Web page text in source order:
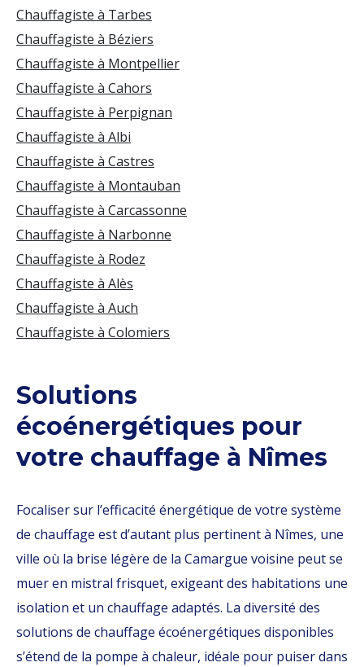
Chauffagiste à Tarbes
Chauffagiste à Béziers
Chauffagiste à Montpellier
Chauffagiste à Cahors
Chauffagiste à Perpignan
Chauffagiste à Albi
Chauffagiste à Castres
Chauffagiste à Montauban
Chauffagiste à Carcassonne
Chauffagiste à Narbonne
Chauffagiste à Rodez
Chauffagiste à Alès
Chauffagiste à Auch
Chauffagiste à Colomiers
Solutions
écoénergétiques pour
votre chauffage à Nîmes
Focaliser sur l’efficacité énergétique de votre système
de chauffage est d’autant plus pertinent à Nîmes, une
ville où la brise légère de la Camargue voisine peut se
muer en mistral frisquet, exigeant des habitations une
isolation et un chauffage adaptés. La diversité des
solutions de chauffage écoénergétiques disponibles
s’étend de la pompe à chaleur, idéale pour puiser dans